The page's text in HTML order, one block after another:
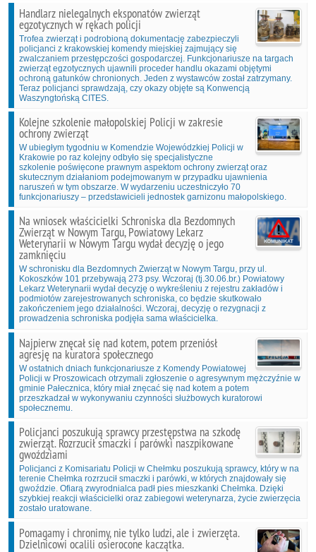
Handlarz nielegalnych eksponatów zwierząt
egzotycznych w rękach policji
Trofea zwierząt i podrobioną dokumentację zabezpieczyli
policjanci z krakowskiej komendy miejskiej zajmujący się
zwalczaniem przestępczości gospodarczej. Funkcjonariusze na targach
zwierząt egzotycznych ujawnili proceder handlu okazami objętymi
ochroną gatunków chronionych. Jeden z wystawców został zatrzymany.
Teraz policjanci sprawdzają, czy okazy objęte są Konwencją
Waszyngtońską CITES.
Kolejne szkolenie małopolskiej Policji w zakresie
ochrony zwierząt
W ubiegłym tygodniu w Komendzie Wojewódzkiej Policji w
Krakowie po raz kolejny odbyło się specjalistyczne
szkolenie poświęcone prawnym aspektom ochrony zwierząt oraz
skutecznym działaniom podejmowanym w przypadku ujawnienia
naruszeń w tym obszarze. W wydarzeniu uczestniczyło 70
funkcjonariuszy – przedstawicieli jednostek garnizonu małopolskiego.
Na wniosek właścicielki Schroniska dla Bezdomnych
Zwierząt w Nowym Targu, Powiatowy Lekarz
Weterynarii w Nowym Targu wydał decyzję o jego
zamknięciu
W schronisku dla Bezdomnych Zwierząt w Nowym Targu, przy ul.
Kokoszków 101 przebywają 273 psy. Wczoraj (tj.30.06.br.) Powiatowy
Lekarz Weterynarii wydał decyzję o wykreśleniu z rejestru zakładów i
podmiotów zarejestrowanych schroniska, co będzie skutkowało
zakończeniem jego działalności. Wczoraj, decyzję o rezygnacji z
prowadzenia schroniska podjęła sama właścicielka.
Najpierw znęcał się nad kotem, potem przeniósł
agresję na kuratora społecznego
W ostatnich dniach funkcjonariusze z Komendy Powiatowej
Policji w Proszowicach otrzymali zgłoszenie o agresywnym mężczyźnie w
gminie Pałecznica, który miał znęcać się nad kotem a potem
przeszkadzał w wykonywaniu czynności służbowych kuratorowi
społecznemu.
Policjanci poszukują sprawcy przestępstwa na szkodę
zwierząt. Rozrzucił smaczki i parówki naszpikowane
gwoździami
Policjanci z Komisariatu Policji w Chełmku poszukują sprawcy, który w na
terenie Chełmka rozrzucił smaczki i parówki, w których znajdowały się
gwoździe. Ofiarą zwyrodnialca padł pies mieszkanki Chełmka. Dzięki
szybkiej reakcji właścicielki oraz zabiegowi weterynarza, życie zwierzęcia
zostało uratowane.
Pomagamy i chronimy, nie tylko ludzi, ale i zwierzęta.
Dzielnicowi ocalili osierocone kaczątka.